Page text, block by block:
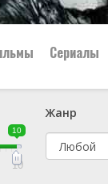
Сериалы
10
10
Жанр